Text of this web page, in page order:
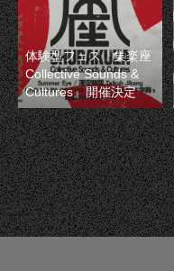
体験型フェス『集楽座
Collective Sounds &
Cultures』開催決定